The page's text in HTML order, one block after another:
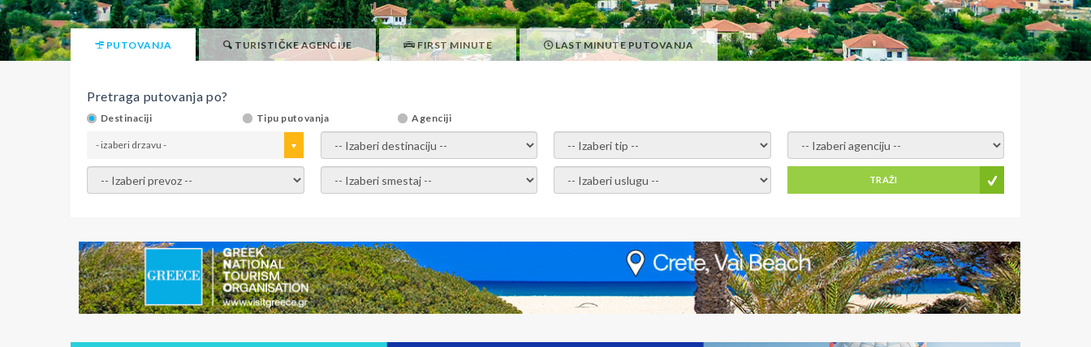
PUTOVANJA TURISTIČKE AGENCIJE FIRST MINUTE LAST MINUTE PUTOVANJA
Pretraga putovanja po?
Destinaciji Tipu putovanja Agenciji
- izaberi drzavu - - izaberi destinaciju - - izaberi tip - - izaberi agenciju -
- izaberi prevoz - - Izaberite smestaj - - Izaberite uslugu - TRAŽI